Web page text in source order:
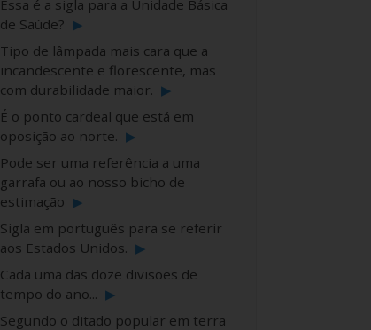
Essa é a sigla para a Unidade Básica
de Saúde? ▶
Tipo de lâmpada mais cara que a
incandescente e florescente, mas
com durabilidade maior. ▶
É o ponto cardeal que está em
oposição ao norte. ▶
Pode ser uma referência a uma
garrafa ou ao nosso bicho de
estimação ▶
Sigla em português para se referir
aos Estados Unidos. ▶
Cada uma das doze divisões de
tempo do ano... ▶
Segundo o ditado popular em terra